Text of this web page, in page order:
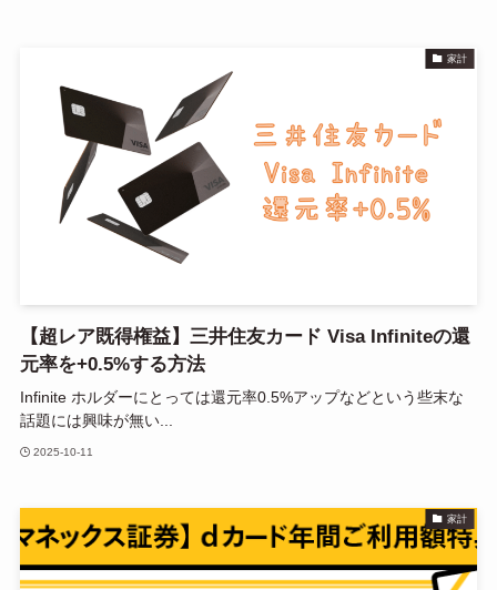
家計
【超レア既得権益】三井住友カード Visa Infiniteの還
元率を+0.5%する方法
Infinite ホルダーにとっては還元率0.5%アップなどという些末な
話題には興味が無い...
2025-10-11
家計